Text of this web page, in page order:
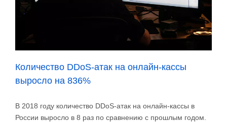
Количество DDoS-атак на онлайн-кассы
выросло на 836%
В 2018 году количество DDoS-атак на онлайн-кассы в
России выросло в 8 раз по сравнению с прошлым годом.